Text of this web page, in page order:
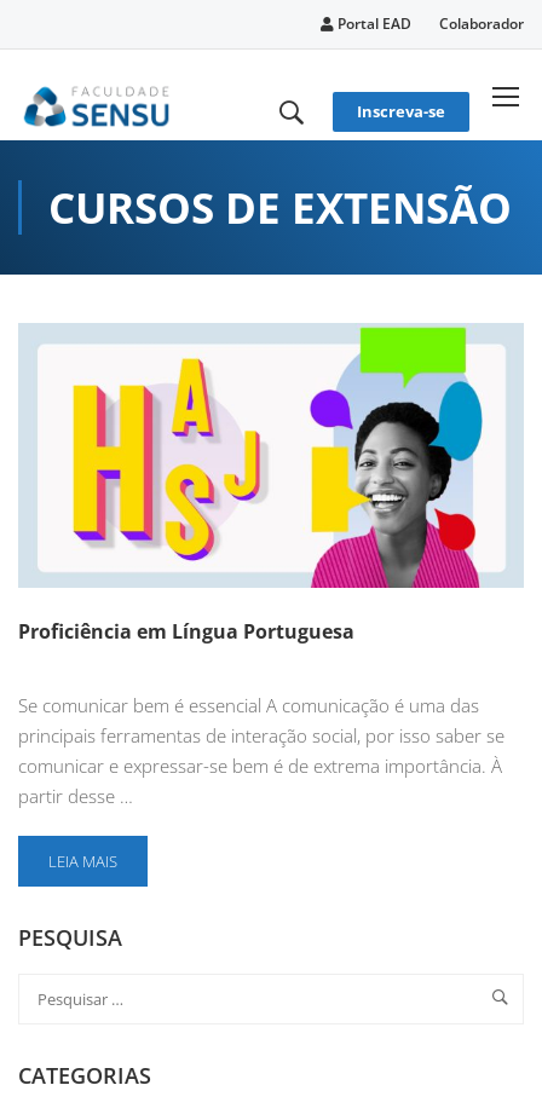
Portal EAD Colaborador
Inscreva-se
CURSOS DE EXTENSÃO
Proficiência em Língua Portuguesa
Se comunicar bem é essencial A comunicação é uma das
principais ferramentas de interação social, por isso saber se
comunicar e expressar-se bem é de extrema importância. À
partir desse …
LEIA MAIS
PESQUISA
CATEGORIAS